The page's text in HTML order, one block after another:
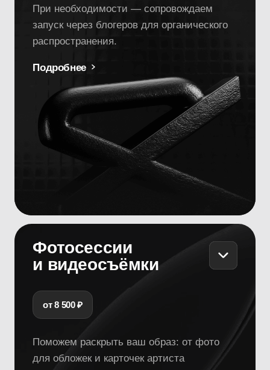
до художественных фотосессий. Снимаем
сниппеты, клипы и вертикальные видео
для соцсетей.